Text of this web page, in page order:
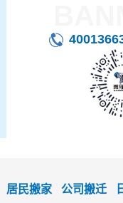
居民搬家 公司搬迁